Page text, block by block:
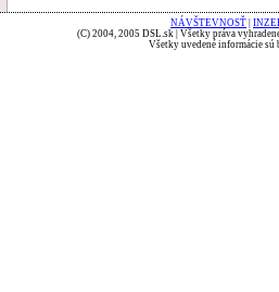
NÁVŠTEVNOSŤ
(C) 2004, 2005 DSL.sk | Všetky práva
Všetky uvedené informácie sú